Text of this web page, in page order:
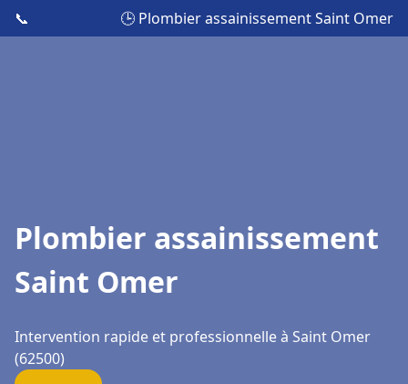
📞 🕒 Plombier assainissement Saint Omer
Plombier assainissement
Saint Omer
Intervention rapide et professionnelle à Saint Omer
(62500)